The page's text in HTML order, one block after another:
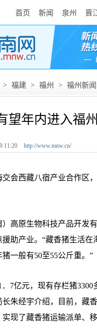
首页 新闻 泉州 晋
> 福建 > 福州 > 福州新闻
望年内进入福
11:20 http://www.mnw.cn/
西藏八宿产业合作区，
原生物科技产品开发有
助产业。“藏香猪生活
一般有50至55公斤重。”
亿元，现有存栏猪3300
朱经宇介绍，目前，藏
现了藏香猪运输派单、